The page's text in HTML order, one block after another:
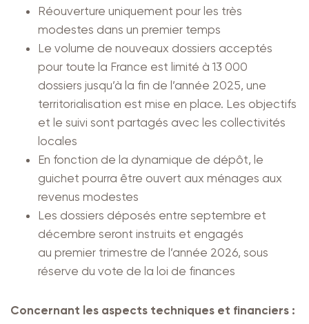
Réouverture uniquement pour les très
modestes dans un premier temps
Le volume de nouveaux dossiers acceptés
pour toute la France est limité à 13 000
dossiers jusqu’à la fin de l’année 2025, une
territorialisation est mise en place. Les objectifs
et le suivi sont partagés avec les collectivités
locales
En fonction de la dynamique de dépôt, le
guichet pourra être ouvert aux ménages aux
revenus modestes
Les dossiers déposés entre septembre et
décembre seront instruits et engagés
au premier trimestre de l’année 2026, sous
réserve du vote de la loi de finances
Concernant les aspects techniques et financiers :